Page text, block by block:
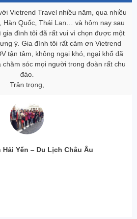
Vietrend Travel nhiều năm, qua nhiều
Hàn Quốc, Thái Lan… và hôm nay sau
gia đình tôi đã rất vui vì chọn được một
‎ý. Gia đình tôi rất cảm ơn Vietrend
tận tâm, không ngại khó, ngại khổ đã
sóc mọi người trong đoàn rất chu
đáo.
Trân trọng,
Hải Yến – Du Lịch Châu Âu